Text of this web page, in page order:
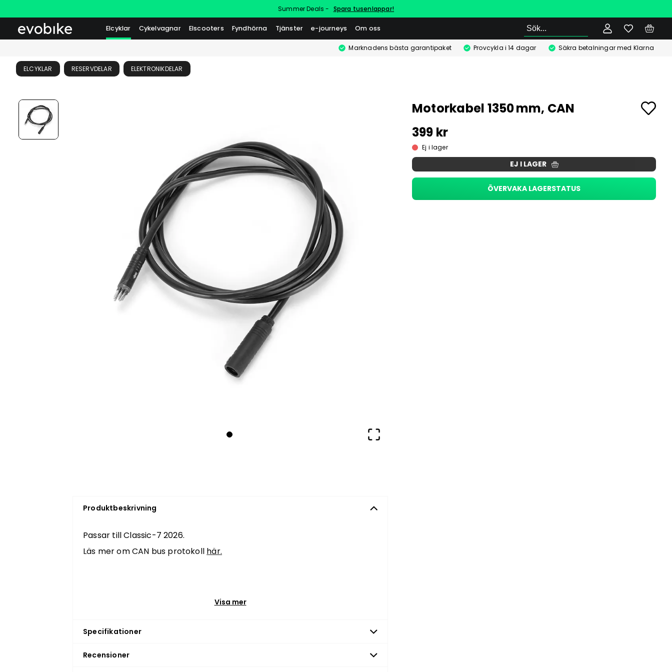
Summer Deals - Spara tusenlappar!
Elcyklar Cykelvagnar Elscooters Fyndhörna Tjänster e-journeys Om oss Sök
Marknadens bästa garantipaket Provcykla i 14 dagar Säkra betalningar med Klarna
ELCYKLAR RESERVDELAR ELEKTRONIKDELAR
Motorkabel 1350 mm, CAN
399 kr
Ej i lager
EJ I LAGER
ÖVERVAKA LAGERSTATUS
Produktbeskrivning
Passar till Classic-7 2026.
Läs mer om CAN bus protokoll här.
Visa mer
Specifikationer
Recensioner